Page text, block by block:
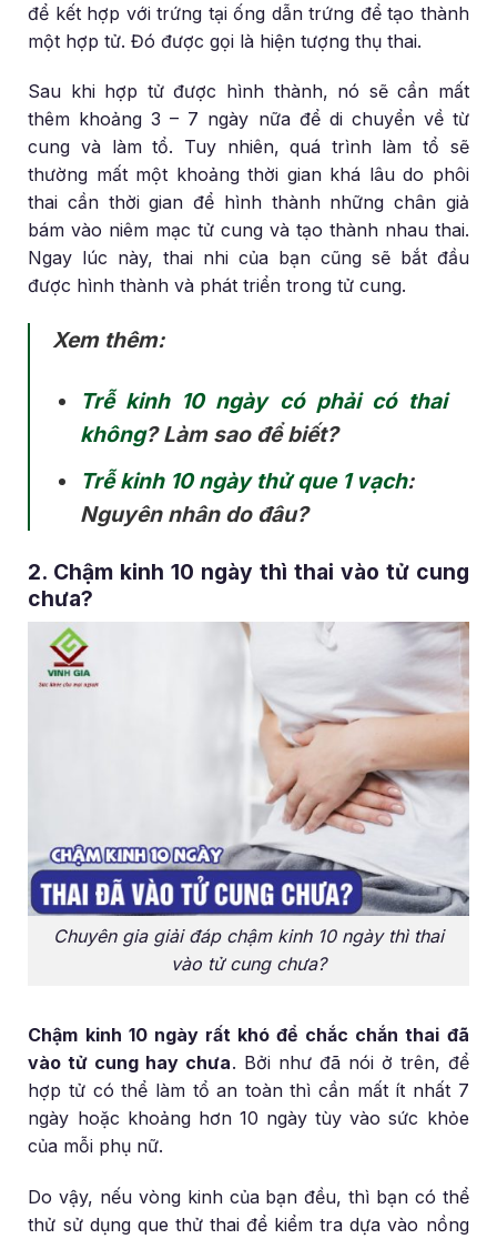
để kết hợp với trứng tại ống dẫn trứng để tạo thành
một hợp tử. Đó được gọi là hiện tượng thụ thai.
Sau khi hợp tử được hình thành, nó sẽ cần mất
thêm khoảng 3 – 7 ngày nữa để di chuyển về từ
cung và làm tổ. Tuy nhiên, quá trình làm tổ sẽ
thường mất một khoảng thời gian khá lâu do phôi
thai cần thời gian để hình thành những chân giả
bám vào niêm mạc tử cung và tạo thành nhau thai.
Ngay lúc này, thai nhi của bạn cũng sẽ bắt đầu
được hình thành và phát triển trong tử cung.
Xem thêm:
Trễ kinh 10 ngày có phải có thai
không? Làm sao để biết?
Trễ kinh 10 ngày thử que 1 vạch:
Nguyên nhân do đâu?
2. Chậm kinh 10 ngày thì thai vào tử cung
chưa?
Chuyên gia giải đáp chậm kinh 10 ngày thì thai
vào tử cung chưa?
Chậm kinh 10 ngày rất khó để chắc chắn thai đã
vào tử cung hay chưa. Bởi như đã nói ở trên, để
hợp tử có thể làm tổ an toàn thì cần mất ít nhất 7
ngày hoặc khoảng hơn 10 ngày tùy vào sức khỏe
của mỗi phụ nữ.
Do vậy, nếu vòng kinh của bạn đều, thì bạn có thể
thử sử dụng que thử thai để kiểm tra dựa vào nồng